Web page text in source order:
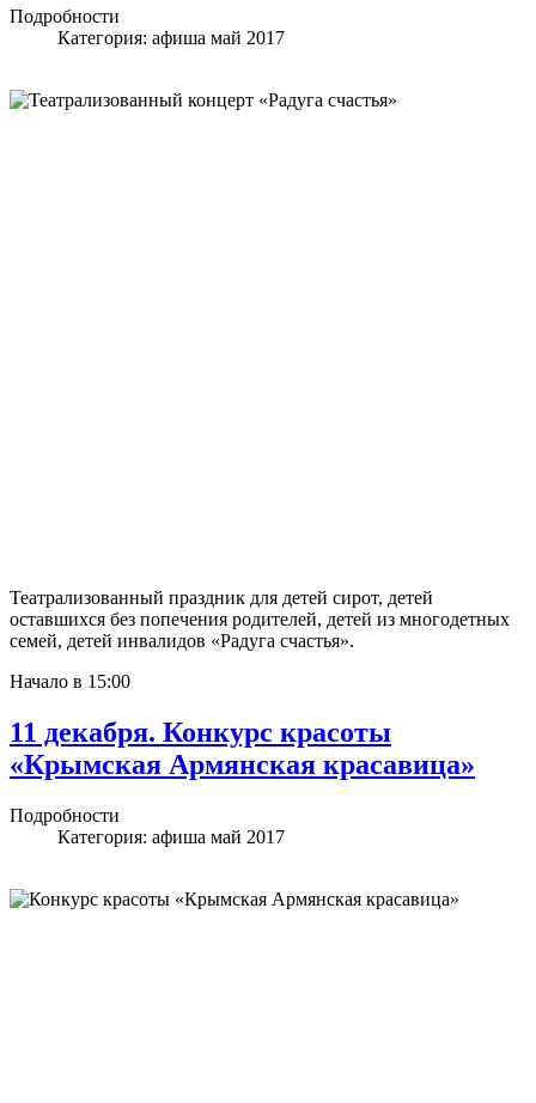
Подробности
Категория: афиша май 2017
Театрализованный праздник для детей сирот, детей
оставшихся без попечения родителей, детей из многодетных
семей, детей инвалидов «Радуга счастья».
Начало в 15:00
11 декабря. Конкурс красоты
«Крымская Армянская красавица»
Подробности
Категория: афиша май 2017